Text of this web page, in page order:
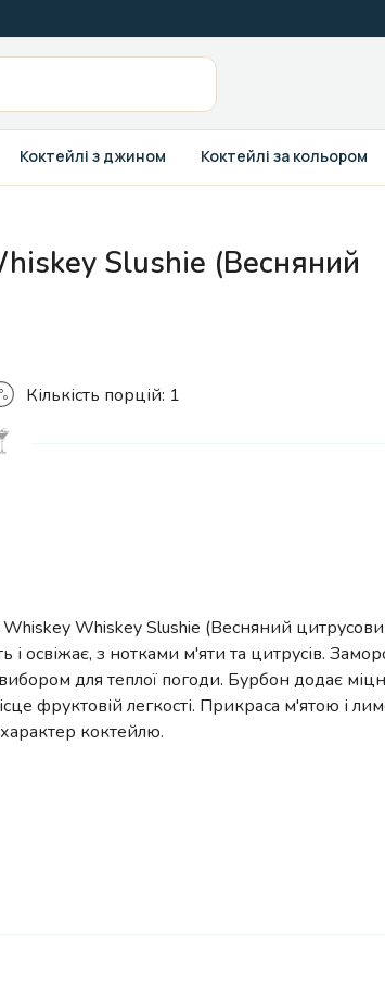
Коктейлі з джином Коктейлі за кольором
Slushie (Весняний
Кількість
Кількість порцій: 1
Whiskey Slushie (Весняний
і освіжає, з нотками м'яти та цитрусів.
для теплої погоди. Бурбон додає
фруктовій легкості. Прикраса м'ятою і
коктейлю.